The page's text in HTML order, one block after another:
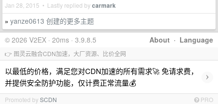
Jan 28, 2015 • Lastly replied bycarmark
» yanze0613 创建的更多主题
About · Language
© 2026 V2EX · 20ms · 3.9.8.5
👉 图灵云融合CDN加速，大厂资源、比价全网
以最低的价格，满足您对CDN加速的所有需求🚀 免请求费，
并提供安全防护功能，仅计费正常流量💰
›
Promoted bySCDN PRO